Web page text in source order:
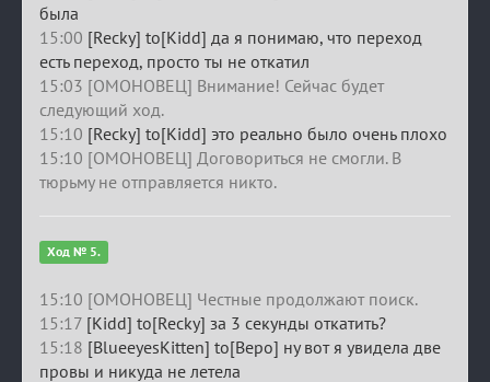
была
15:00 [Recky] to[Kidd] да я понимаю, что переход
есть переход, просто ты не откатил
15:03 [ОМОНОВЕЦ] Внимание! Сейчас будет
следующий ход.
15:10 [Recky] to[Kidd] это реально было очень плохо
15:10 [ОМОНОВЕЦ] Договориться не смогли. В
тюрьму не отправляется никто.
Ход № 5.
15:10 [ОМОНОВЕЦ] Честные продолжают поиск.
15:17 [Kidd] to[Recky] за 3 секунды откатить?
15:18 [BlueeyesKitten] to[Веро] ну вот я увидела две
провы и никуда не летела